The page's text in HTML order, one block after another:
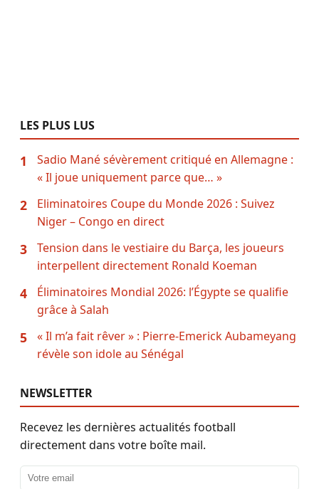
LES PLUS LUS
1
Sadio Mané sévèrement critiqué en Allemagne :
« Il joue uniquement parce que… »
2
Eliminatoires Coupe du Monde 2026 : Suivez
Niger – Congo en direct
3
Tension dans le vestiaire du Barça, les joueurs
interpellent directement Ronald Koeman
4
Éliminatoires Mondial 2026: l’Égypte se qualifie
grâce à Salah
5
« Il m’a fait rêver » : Pierre-Emerick Aubameyang
révèle son idole au Sénégal
NEWSLETTER
Recevez les dernières actualités football
directement dans votre boîte mail.
Adresse email